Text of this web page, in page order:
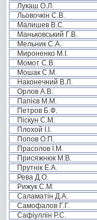
Лукаш О.Л.
Льовочкін С.В.
Малишев В.С.
Маньковський Г.В.
Мельник С.А.
Мироненко М.І.
Момот С.В.
Мошак С.М.
Наконечний В.Л.
Орлов А.В.
Папієв М.М.
Петров Б.Ф.
Піскун С.М.
Плохой І.І.
Попов О.П.
Прасолов І.М.
Присяжнюк М.В.
Прутнік Е.А.
Рева Д.О.
Рижук С.М.
Саламатін Д.А.
Самофалов Г.Г.
Сафіуллін Р.С.